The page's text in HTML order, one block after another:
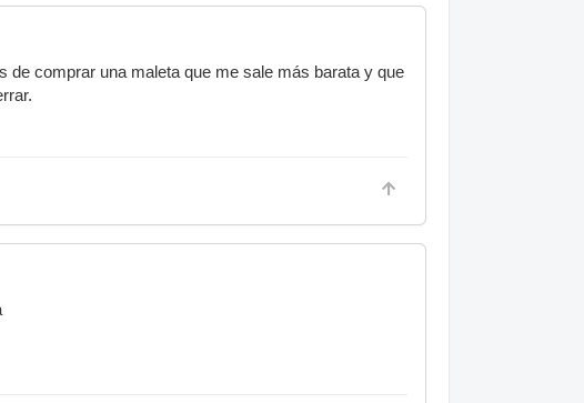
de comprar una maleta que me sale más barata y que